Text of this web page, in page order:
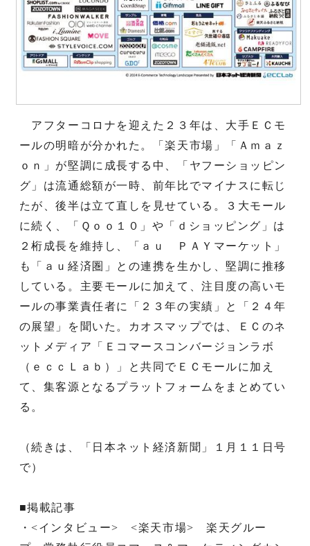
アフターコロナを迎えた２３年は、大手ＥＣモ
ールの明暗が分かれた。「楽天市場」「Ａｍａｚ
ｏｎ」が堅調に成長する中、「ヤフーショッピン
グ」は流通総額が一時、前年比でマイナスに転じ
たが、後半は立て直しを見せている。３大モール
に続く、「Ｑｏｏ１０」や「ｄショッピング」は
２桁成長を維持し、「ａｕ ＰＡＹマーケット」
も「ａｕ経済圏」との連携を生かし、堅調に推移
している。主要モールに加えて、注目度の高いモ
ールの事業責任者に「２３年の実績」と「２４年
の展望」を聞いた。カオスマップでは、ＥＣのネ
ットメディア「Ｅコマースコンバージョンラボ
（ｅｃｃＬａｂ）」と共同でＥＣモールに加え
て、集客源となるプラットフォームをまとめてい
る。
（続きは、「日本ネット経済新聞」１月１１日号
で）
■掲載記事
・<インタビュー> <楽天市場> 楽天グルー